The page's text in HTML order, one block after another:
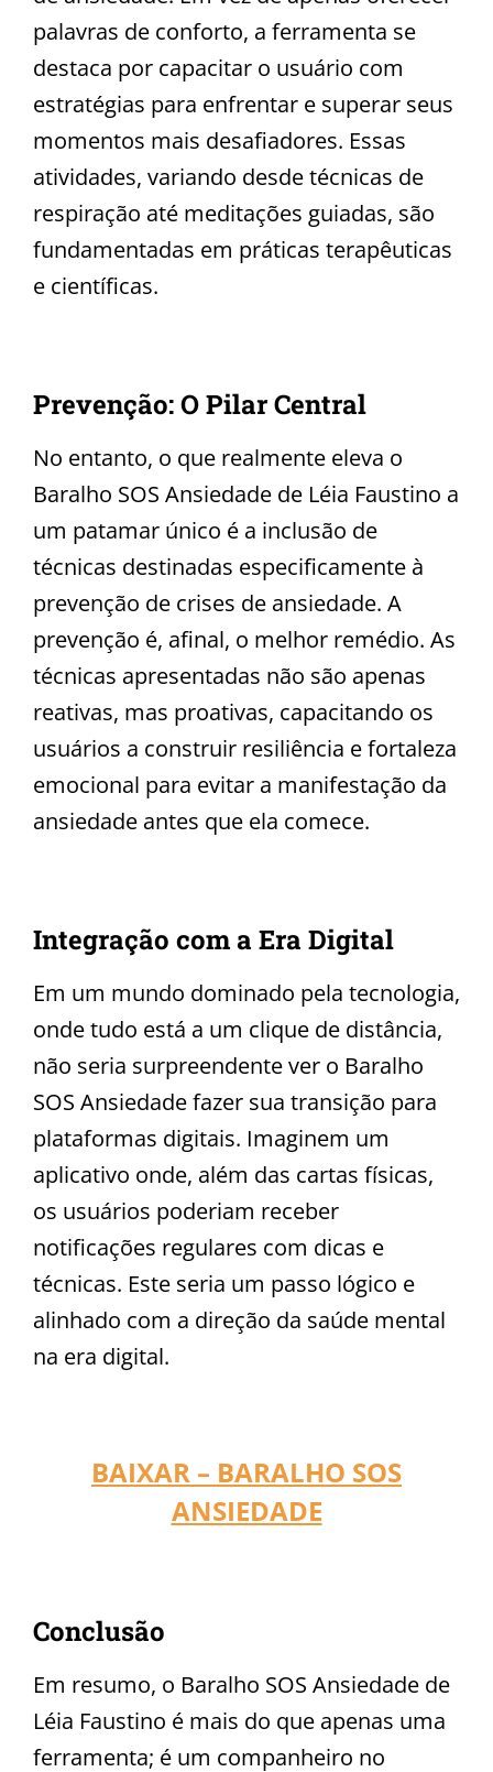
palavras de conforto, a ferramenta se
destaca por capacitar o usuário com
estratégias para enfrentar e superar seus
momentos mais desafiadores. Essas
atividades, variando desde técnicas de
respiração até meditações guiadas, são
fundamentadas em práticas terapêuticas
e científicas.
Prevenção: O Pilar Central
No entanto, o que realmente eleva o
Baralho SOS Ansiedade de Léia Faustino a
um patamar único é a inclusão de
técnicas destinadas especificamente à
prevenção de crises de ansiedade. A
prevenção é, afinal, o melhor remédio. As
técnicas apresentadas não são apenas
reativas, mas proativas, capacitando os
usuários a construir resiliência e fortaleza
emocional para evitar a manifestação da
ansiedade antes que ela comece.
Integração com a Era Digital
Em um mundo dominado pela tecnologia,
onde tudo está a um clique de distância,
não seria surpreendente ver o Baralho
SOS Ansiedade fazer sua transição para
plataformas digitais. Imaginem um
aplicativo onde, além das cartas físicas,
os usuários poderiam receber
notificações regulares com dicas e
técnicas. Este seria um passo lógico e
alinhado com a direção da saúde mental
na era digital.
BAIXAR – BARALHO SOS
ANSIEDADE
Conclusão
Em resumo, o Baralho SOS Ansiedade de
Léia Faustino é mais do que apenas uma
ferramenta; é um companheiro no